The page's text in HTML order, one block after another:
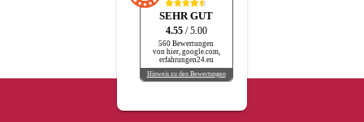
SEHR GUT
4.55 / 5.00
560 Bewertungen
von hier, google.com,
erfahrungen24.eu
Hinweis zu den Bewertungen